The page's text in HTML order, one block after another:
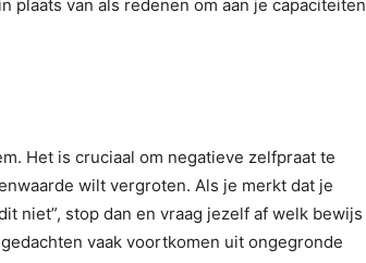
plaats van als redenen om aan je capaciteiten
Het is cruciaal om negatieve zelfpraat te
wilt vergroten. Als je merkt dat je
niet”, stop dan en vraag jezelf af welk bewijs
vaak voortkomen uit ongegronde